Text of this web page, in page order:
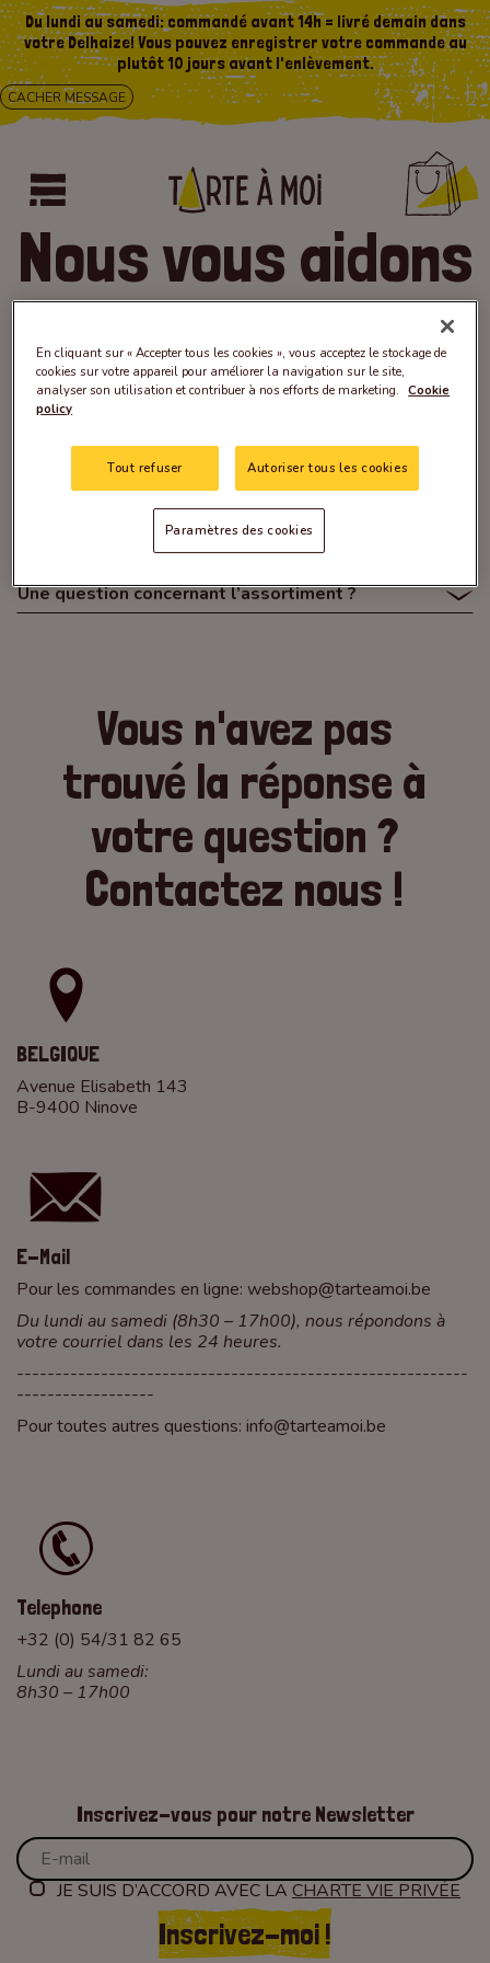
Du lundi au samedi: commandé avant 14h = livré demain dans
votre Delhaize! Vous pouvez enregistrer votre commande au
plutôt 10 jours avant l'enlèvement.
CACHER MESSAGE
Nous vous aidons
avec plaisir !
Comment commander sur le webshop ?
Une question concernant la livraison et le retrait
de votre commande ?
Une question concernant l’assortiment ?
Vous n'avez pas
trouvé la réponse à
votre question ?
Contactez nous !
BELGIQUE
Avenue Elisabeth 143
B-9400 Ninove
E-Mail
Pour les commandes en ligne: webshop@tarteamoi.be
Du lundi au samedi (8h30 – 17h00), nous répondons à
votre courriel dans les 24 heures.
-----------------------------------------------------------
------------------
Pour toutes autres questions: info@tarteamoi.be
Telephone
+32 (0) 54/31 82 65
Lundi au samedi:
8h30 – 17h00
Inscrivez-vous pour notre Newsletter
Inscrivez-moi !
JE SUIS D’ACCORD AVEC LA CHARTE VIE PRIVÉE
En cliquant sur « Accepter tous les cookies », vous acceptez le stockage de
cookies sur votre appareil pour améliorer la navigation sur le site,
analyser son utilisation et contribuer à nos efforts de marketing. Cookie
policy
Tout refuser Autoriser tous les cookies
Paramètres des cookies